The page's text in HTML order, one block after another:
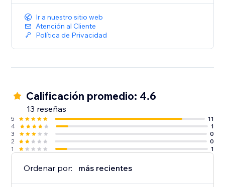
Ir a nuestro sitio web
Atención al Cliente
Política de Privacidad
Calificación promedio: 4.6
13 reseñas
5
11
4
1
3
0
2
0
1
1
Ordenar por: más recientes